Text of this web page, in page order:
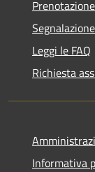
Leggi le FAQ
Richiesta
Informativa